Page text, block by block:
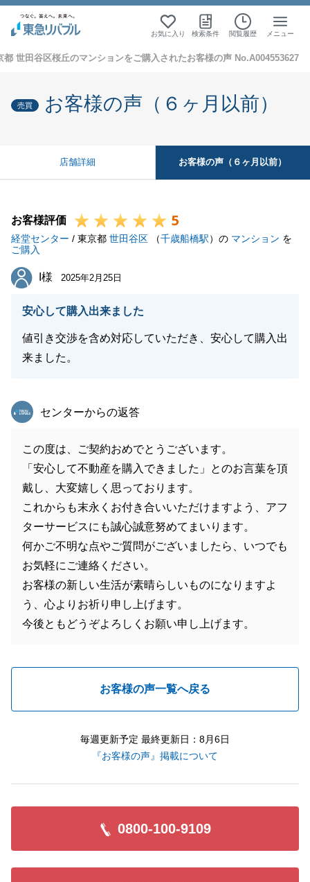
お気に入り 検索条件 閲覧履歴 メニュー
都 世田谷区桜丘のマンションをご購入されたお客様の声 No.A004553627
売買 お客様の声（６ヶ月以前）
店舗詳細 お客様の声（６ヶ月以前）
お客様評価 5
経堂センター / 東京都 世田谷区 （千歳船橋駅）の マンション を
ご購入
I様
I様 2025年2月25日
安心して購入出来ました
値引き交渉を含め対応していただき、安心して購入出
来ました。
東急リバブル
センターからの返答
この度は、ご契約おめでとうございます。
「安心して不動産を購入できました」とのお言葉を頂
戴し、大変嬉しく思っております。
これからも末永くお付き合いいただけますよう、アフ
ターサービスにも誠心誠意努めてまいります。
何かご不明な点やご質問がございましたら、いつでも
お気軽にご連絡ください。
お客様の新しい生活が素晴らしいものになりますよ
う、心よりお祈り申し上げます。
今後ともどうぞよろしくお願い申し上げます。
お客様の声一覧へ戻る
毎週更新予定 最終更新日：8月6日
『お客様の声』掲載について
0800-100-9109